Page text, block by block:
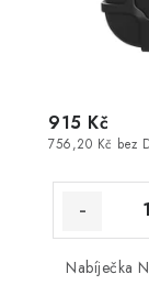
756,20 Kč bez
915 Kč
Nabíječka